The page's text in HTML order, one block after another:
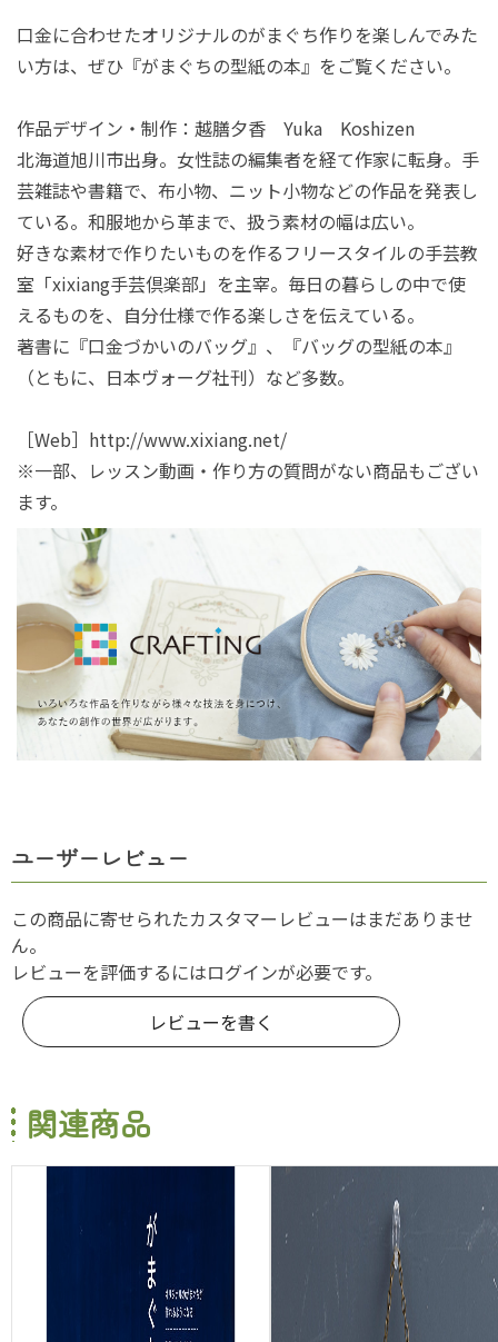
口金に合わせたオリジナルのがまぐち作りを楽しんでみた
い方は、ぜひ『がまぐちの型紙の本』をご覧ください。
作品デザイン・制作：越膳夕香 Yuka Koshizen
北海道旭川市出身。女性誌の編集者を経て作家に転身。手
芸雑誌や書籍で、布小物、ニット小物などの作品を発表し
ている。和服地から革まで、扱う素材の幅は広い。
好きな素材で作りたいものを作るフリースタイルの手芸教
室「xixiang手芸倶楽部」を主宰。毎日の暮らしの中で使
えるものを、自分仕様で作る楽しさを伝えている。
著書に『口金づかいのバッグ』、『バッグの型紙の本』
（ともに、日本ヴォーグ社刊）など多数。
［Web］http://www.xixiang.net/
※一部、レッスン動画・作り方の質問がない商品もござい
ます。
ユーザーレビュー
この商品に寄せられたカスタマーレビューはまだありませ
ん。
レビューを評価するにはログインが必要です。
レビューを書く
関連商品